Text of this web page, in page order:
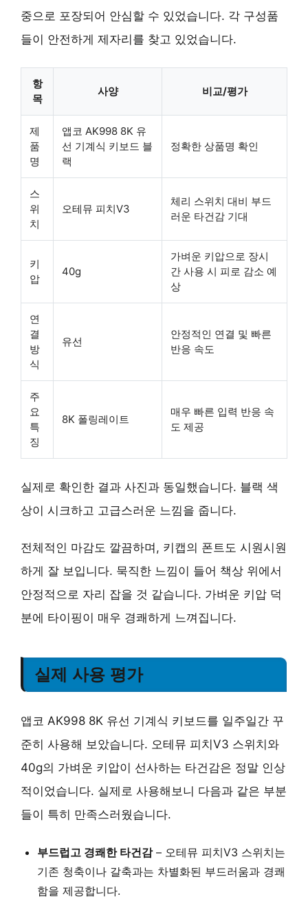
중으로 포장되어 안심할 수 있었습니다. 각 구성품
들이 안전하게 제자리를 찾고 있었습니다.
항
목
사양 비교/평가
제
품
명
앱코 AK998 8K 유
선 기계식 키보드 블
랙
정확한 상품명 확인
스
위
치
오테뮤 피치V3
체리 스위치 대비 부드
러운 타건감 기대
키
압
40g
가벼운 키압으로 장시
간 사용 시 피로 감소 예
상
연
결
방
식
유선
안정적인 연결 및 빠른
반응 속도
주
요
특
징
8K 폴링레이트
매우 빠른 입력 반응 속
도 제공
실제로 확인한 결과 사진과 동일했습니다. 블랙 색
상이 시크하고 고급스러운 느낌을 줍니다.
전체적인 마감도 깔끔하며, 키캡의 폰트도 시원시원
하게 잘 보입니다. 묵직한 느낌이 들어 책상 위에서
안정적으로 자리 잡을 것 같습니다. 가벼운 키압 덕
분에 타이핑이 매우 경쾌하게 느껴집니다.
실제 사용 평가
앱코 AK998 8K 유선 기계식 키보드를 일주일간 꾸
준히 사용해 보았습니다. 오테뮤 피치V3 스위치와
40g의 가벼운 키압이 선사하는 타건감은 정말 인상
적이었습니다. 실제로 사용해보니 다음과 같은 부분
들이 특히 만족스러웠습니다.
부드럽고 경쾌한 타건감– 오테뮤 피치V3 스위치는
기존 청축이나 갈축과는 차별화된 부드러움과 경쾌
함을 제공합니다.